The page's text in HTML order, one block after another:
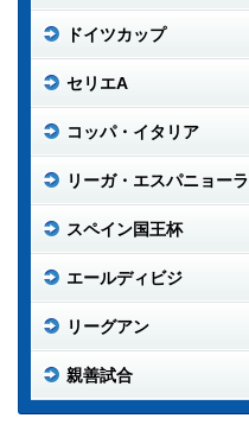
ドイツカップ
セリエA
コッパ・イタリア
リーガ・エスパニョーラ
スペイン国王杯
エールディビジ
リーグアン
親善試合